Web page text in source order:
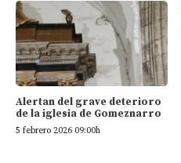
Alertan del grave deterioro
de la iglesia de Gomeznarro
5 febrero 2026 09:00h